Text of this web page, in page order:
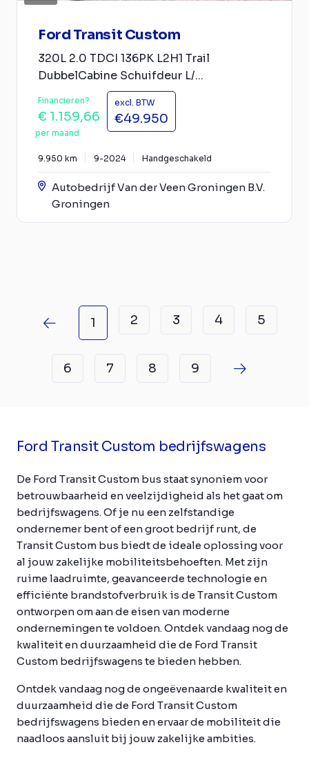
Ford Transit Custom
320L 2.0 TDCI 136PK L2H1 Trail
DubbelCabine Schuifdeur L/...
Financieren?
€ 1.159,66
per maand
excl. BTW
€49.950
9.950 km 9-2024 Handgeschakeld
Autobedrijf Van der Veen Groningen B.V.
Groningen
1 2 3 4 5
6 7 8 9
Ford Transit Custom bedrijfswagens
De Ford Transit Custom bus staat synoniem voor
betrouwbaarheid en veelzijdigheid als het gaat om
bedrijfswagens. Of je nu een zelfstandige
ondernemer bent of een groot bedrijf runt, de
Transit Custom bus biedt de ideale oplossing voor
al jouw zakelijke mobiliteitsbehoeften. Met zijn
ruime laadruimte, geavanceerde technologie en
efficiënte brandstofverbruik is de Transit Custom
ontworpen om aan de eisen van moderne
ondernemingen te voldoen. Ontdek vandaag nog de
kwaliteit en duurzaamheid die de Ford Transit
Custom bedrijfswagens te bieden hebben.
Ontdek vandaag nog de ongeëvenaarde kwaliteit en
duurzaamheid die de Ford Transit Custom
bedrijfswagens bieden en ervaar de mobiliteit die
naadloos aansluit bij jouw zakelijke ambities.